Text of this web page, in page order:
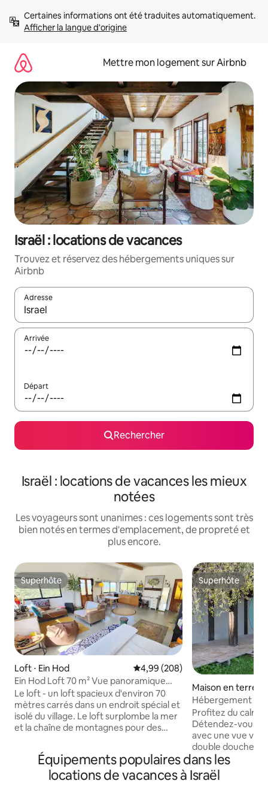
directement
Afficher la langue d'origine
Mettre mon logement sur Airbnb
Israël : locations de vacances
Trouvez et réservez des hébergements uniques sur
Airbnb
Adresse
Lorsque les résultats s'affichent, utilisez les flèches vers le
Arrivée
Départ
Rechercher
Israël : locations de vacances les mieux
notées
Les voyageurs sont unanimes : ces logements sont très
bien notés en termes d'emplacement, de propreté et
plus encore.
Superhôte
Superhôte
Loft ⋅ Ein Hod Évaluation moyenne sur la
4,99 (208)
Ein Hod Loft 70 m² Vue panoramique
magique et spectaculaire sur la mer et la
montagne
Le loft - un loft spacieux d'environ 70
mètres carrés dans un endroit spécial et
isolé du village. Le loft surplombe la mer
et la chaîne de montagnes pour des
soleil spectaculaires. L'intérieur du loft
est décoré avec des matériaux naturels
avec des périmètres éclairant l'espace
et créant une sensation d'aquarium
Superhôte
Superhôte
Maison en terre ⋅
Hébergement
personnes avec
Profitez du calme
Détendez-vous
avec une vue
double douche et
aspect unique
exposé, comme
a été construit.
Équipements populaires dans les
locations de vacances à Israël